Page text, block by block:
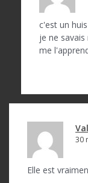
c'est un
je ne
me
30
Elle est